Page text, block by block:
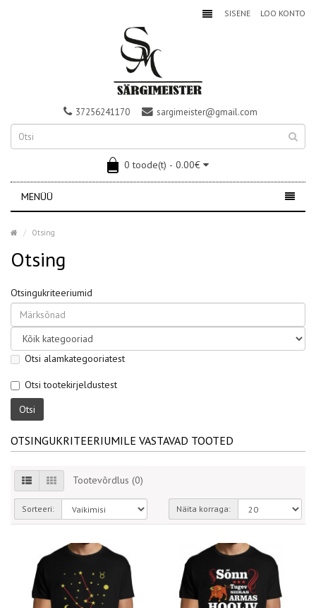
SISENE LOO KONTO
37256241170 sargimeister@gmail.com
0 toode(t) - 0.00€
MENÜÜ
Otsing
Otsing
Otsingukriteeriumid
Otsi alamkategooriatest
Otsi tootekirjeldustest
OTSINGUKRITEERIUMILE VASTAVAD TOOTED
Tootevõrdlus (0)
Sorteeri: Näita korraga: